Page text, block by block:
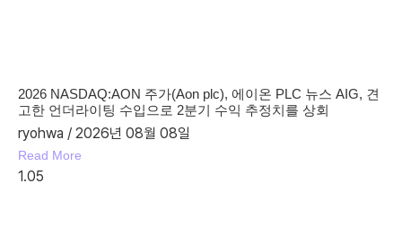
2026 NASDAQ:AON 주가(Aon plc), 에이온 PLC 뉴스 AIG, 견
고한 언더라이팅 수입으로 2분기 수익 추정치를 상회
ryohwa 2026년 08월 08일
Read More